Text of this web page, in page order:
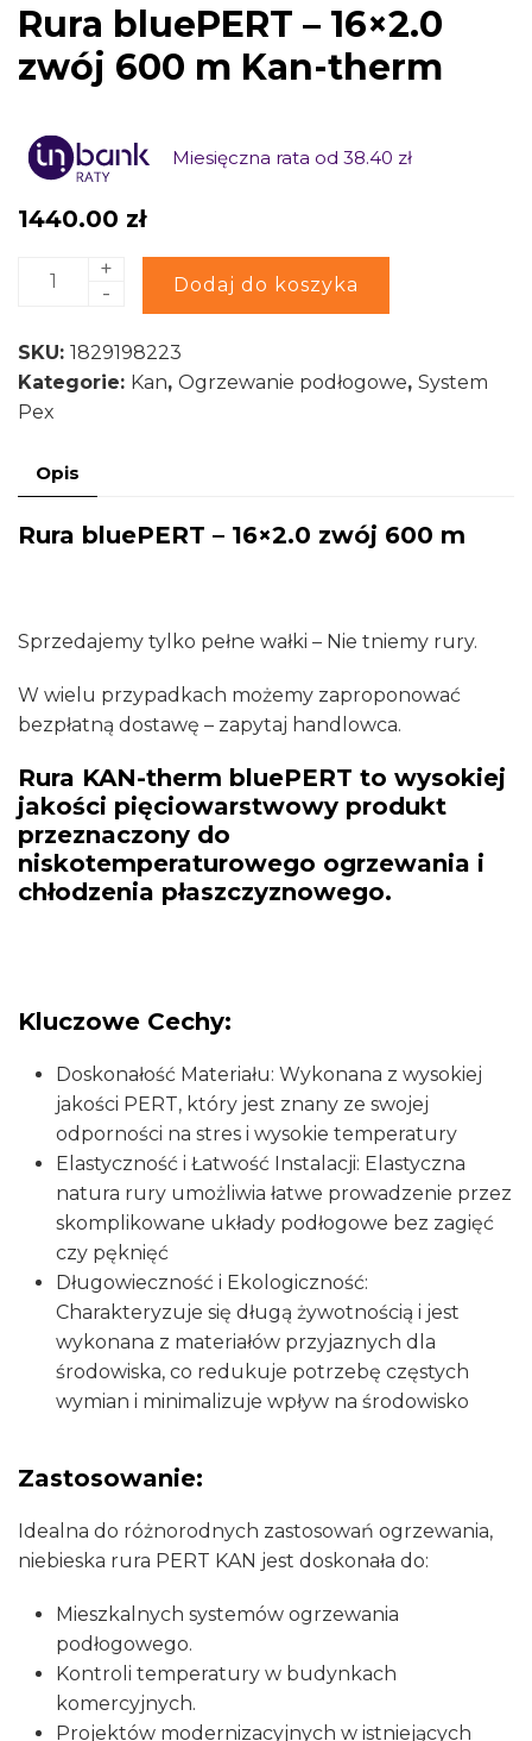
Rura bluePERT – 16×2.0
zwój 600 m Kan-therm
Miesięczna rata od 38.40 zł
1440.00 zł
ilość
-
16x2.0
zwój
therm
+
-
Dodaj do koszyka
Alternative:
SKU: 1829198223
Kategorie: Kan, Ogrzewanie podłogowe, System
Pex
Opis
Rura bluePERT – 16×2.0 zwój 600 m
Sprzedajemy tylko pełne wałki – Nie tniemy rury.
W wielu przypadkach możemy zaproponować
bezpłatną dostawę – zapytaj handlowca.
Rura KAN-therm bluePERT to wysokiej
jakości pięciowarstwowy produkt
przeznaczony do
niskotemperaturowego ogrzewania i
chłodzenia płaszczyznowego.
Kluczowe Cechy:
Doskonałość Materiału: Wykonana z wysokiej
jakości PERT, który jest znany ze swojej
odporności na stres i wysokie temperatury
Elastyczność i Łatwość Instalacji: Elastyczna
natura rury umożliwia łatwe prowadzenie przez
skomplikowane układy podłogowe bez zagięć
czy pęknięć
Długowieczność i Ekologiczność:
Charakteryzuje się długą żywotnością i jest
wykonana z materiałów przyjaznych dla
środowiska, co redukuje potrzebę częstych
wymian i minimalizuje wpływ na środowisko
Zastosowanie:
Idealna do różnorodnych zastosowań ogrzewania,
niebieska rura PERT KAN jest doskonała do:
Mieszkalnych systemów ogrzewania
podłogowego.
Kontroli temperatury w budynkach
komercyjnych.
Projektów modernizacyjnych w istniejących